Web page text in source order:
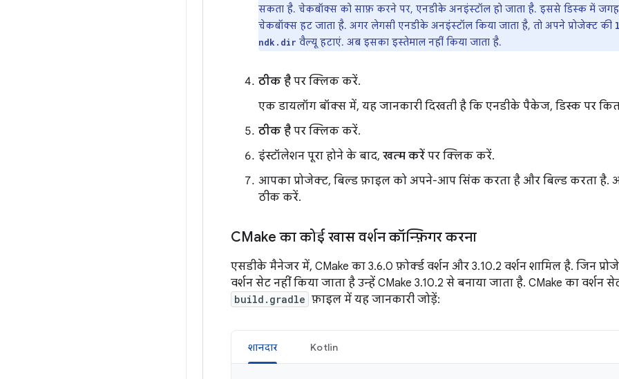
सकता है. चेकबॉक्स को साफ़ करने पर, एनडीके अनइंस्टॉल हो जाता है. इससे डिस्क में जगह
चेकबॉक्स हट जाता है. अगर लेगसी एनडीके अनइंस्टॉल किया जाता है, तो अपने प्रोजेक्ट की
ndk.dir वैल्यू हटाएं. अब इसका इस्तेमाल नहीं किया जाता है.
ठीक है पर क्लिक करें.
एक डायलॉग बॉक्स में, यह जानकारी दिखती है कि एनडीके पैकेज, डिस्क पर
ठीक है पर क्लिक करें.
इंस्टॉलेशन पूरा होने के बाद, खत्म करें पर क्लिक करें.
आपका प्रोजेक्ट, बिल्ड फ़ाइल को अपने-आप सिंक करता है और बिल्ड करता है.
ठीक करें.
CMake का कोई खास वर्शन कॉन्फ़िगर करना
एसडीके मैनेजर में, CMake का 3.6.0 फ़ोर्क्ड वर्शन और 3.10.2 वर्शन शामिल है. जिन
वर्शन सेट नहीं किया जाता है उन्हें CMake 3.10.2 से बनाया जाता है. CMake का
build.gradle फ़ाइल में यह जानकारी जोड़ें:
शानदार Kotlin